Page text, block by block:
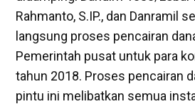
Rahmanto, S.IP., dan Danramil
langsung proses pencairan
Pemerintah pusat untuk para
tahun 2018. Proses pencairan
pintu ini melibatkan semua